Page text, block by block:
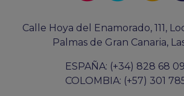
Calle Hoya del Enamorado, 111,
Palmas de Gran Canaria,
ESPAÑA: (+34) 828 68
COLOMBIA: (+57) 301